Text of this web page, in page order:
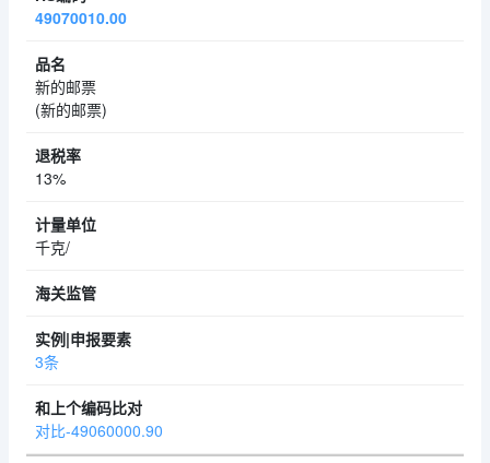
49070010.00
新的邮票
(新的邮票)
13%
千克/
3条
对比-49060000.90